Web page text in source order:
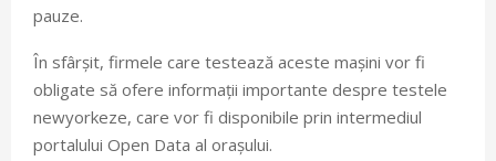
pauze.
În sfârșit, firmele care testează aceste mașini vor fi
obligate să ofere informații importante despre testele
newyorkeze, care vor fi disponibile prin intermediul
portalului Open Data al orașului.